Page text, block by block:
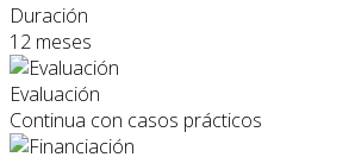
Duración
12 meses
Evaluación
Continua con casos prácticos